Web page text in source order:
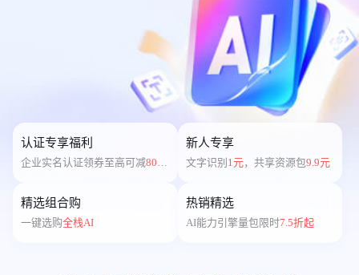
认证专享福利
企业实名认证领券至高可减8000
新人专享
文字识别 1元，共享资源包9.9元
精选组合购
一键选购全栈AI
热销精选
AI能力引擎量包限时7.5折起